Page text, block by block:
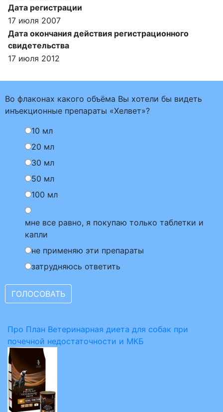
Дата регистрации
17 июля 2007
Дата окончания действия регистрационного
свидетельства
17 июля 2012
Во флаконах какого объёма Вы хотели бы видеть
инъекционные препараты «Хелвет»?
10 мл
20 мл
30 мл
50 мл
100 мл
мне все равно, я покупаю только таблетки и
капли
не применяю эти препараты
затрудняюсь ответить
Про План Ветеринарная диета для собак при
почечной недостаточности и МКБ